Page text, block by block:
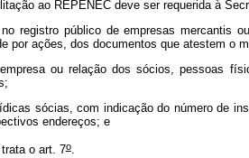
ao REPENEC deve ser requerida à
registro público de empresas mercantis
por ações, dos documentos que atestem o
ou relação dos sócios, pessoas
sócias, com indicação do número de
endereços; e
o art. 7o.